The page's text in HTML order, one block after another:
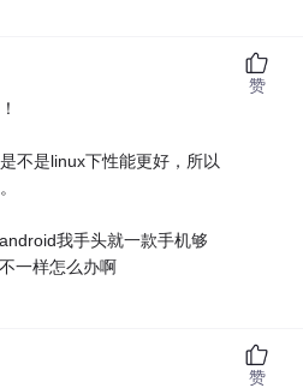
不是linux下性能更好，所以
我手头就一款手机够
一样怎么办啊
赞
赞